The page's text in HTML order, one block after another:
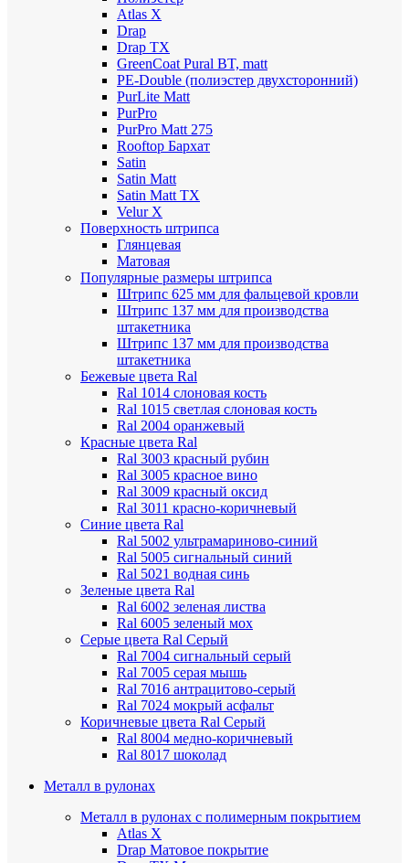
Atlas X
Drap
Drap TX
GreenCoat Pural BT, matt
PE-Double (полиэстер двухсторонний)
PurLite Мatt
PurPro
PurPro Matt 275
Rooftop Бархат
Satin
Satin Мatt
Satin Matt TX
Velur X
Поверхность штрипса
Глянцевая
Матовая
Популярные размеры штрипса
Штрипс 625 мм для фальцевой кровли
Штрипс 137 мм для производства
штакетника
Штрипс 137 мм для производства
штакетника
Бежевые цвета Ral
Ral 1014 слоновая кость
Ral 1015 светлая слоновая кость
Ral 2004 оранжевый
Красные цвета Ral
Ral 3003 красный рубин
Ral 3005 красное вино
Ral 3009 красный оксид
Ral 3011 красно-коричневый
Синие цвета Ral
Ral 5002 ультрамариново-синий
Ral 5005 сигнальный синий
Ral 5021 водная синь
Зеленые цвета Ral
Ral 6002 зеленая листва
Ral 6005 зеленый мох
Серые цвета Ral Серый
Ral 7004 сигнальный серый
Ral 7005 серая мышь
Ral 7016 антрацитово-серый
Ral 7024 мокрый асфальт
Коричневые цвета Ral Серый
Ral 8004 медно-коричневый
Ral 8017 шоколад
Металл в рулонах
Металл в рулонах с полимерным покрытием
Atlas X
Drap Матовое покрытие